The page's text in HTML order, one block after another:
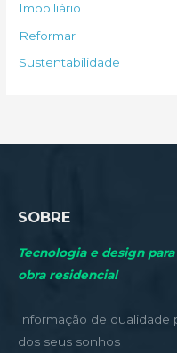
p
o
r
Imobiliário
Reformar
Sustentabilidade
SOBRE
Tecnologia e design
obra residencial
Informação de qualidade
dos seus sonhos